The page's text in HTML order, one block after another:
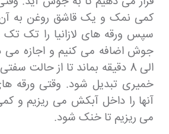
کمی نمک و یک قاشق روغن به
سپس ورقه های لازانیا را تک
الی 8 دقیقه بماند تا از حالت
خمیری تبدیل شود. وقتی ورقه
آنها را داخل آبکش می ریزیم و
می ریزیم تا خنک شود.